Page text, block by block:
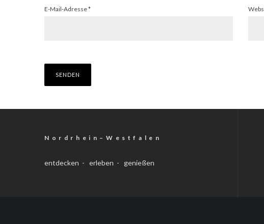
E-Mail-Adresse*
N o r d r h e i n – W e s t f a l e n
entdecken - erleben - genießen